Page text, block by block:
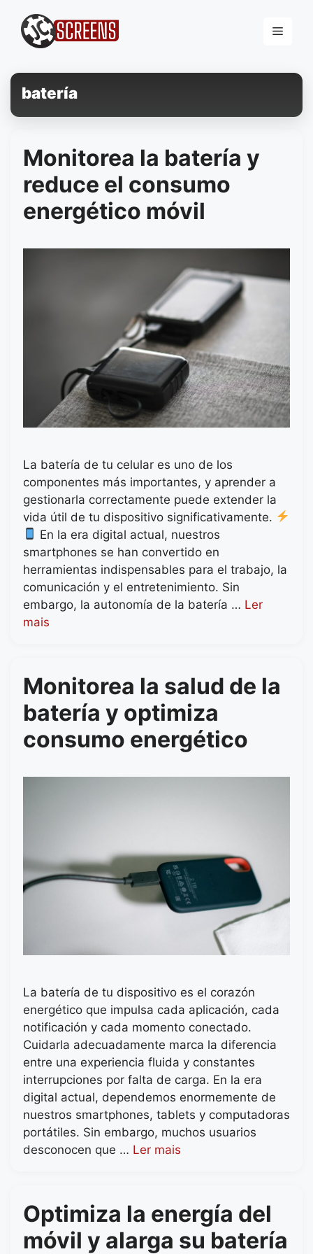
para
Menu
batería
Monitorea la batería y
reduce el consumo
energético móvil
La batería de tu celular es uno de los
componentes más importantes, y aprender a
gestionarla correctamente puede extender la
vida útil de tu dispositivo significativamente.
En la era digital actual, nuestros
smartphones se han convertido en
herramientas indispensables para el trabajo, la
comunicación y el entretenimiento. Sin
embargo, la autonomía de la batería … Ler
mais
Monitorea la salud de la
batería y optimiza
consumo energético
La batería de tu dispositivo es el corazón
energético que impulsa cada aplicación, cada
notificación y cada momento conectado.
Cuidarla adecuadamente marca la diferencia
entre una experiencia fluida y constantes
interrupciones por falta de carga. En la era
digital actual, dependemos enormemente de
nuestros smartphones, tablets y computadoras
portátiles. Sin embargo, muchos usuarios
desconocen que … Ler mais
Optimiza la energía del
móvil y alarga su batería